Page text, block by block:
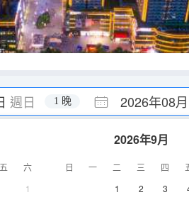
週日 2026年08
1 晚
五
六
1
2026年9月
日 一 二 三 四
1
2 3
語音智慧雙床房[慕思床墊+獨立浴
空調 電視